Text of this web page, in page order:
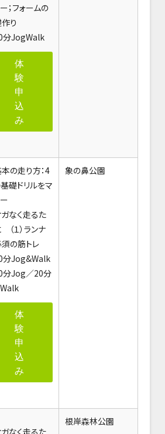
；フォームの
り
JogWalk
体
験
申
込
み
本の走り方：4
礎ドリルをマ
ガなく走るた
（１）ランナ
の筋トレ
Jog&Walk
分Jog／20分
体
験
申
込
み
象の鼻公園
根岸森林公園